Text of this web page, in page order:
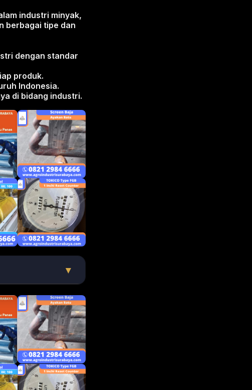
industri minyak,
berbagai tipe dan
dengan standar
produk.
Indonesia.
di bidang industri.
▼